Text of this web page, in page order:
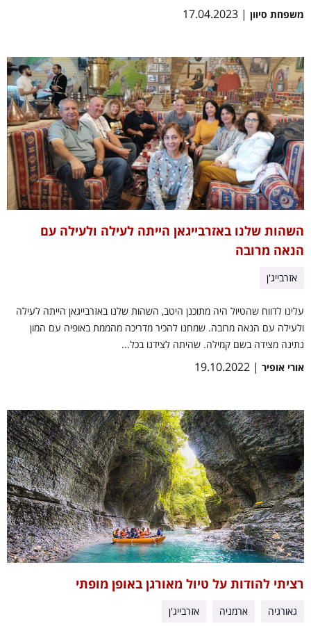
משפחת סיוון | 17.04.2023
השהות שלנו באזרבייגאן הייתה לעילה ולעילה עם
הנאה מרובה
אזרבייג'ן
עלינו לדווח שהטיול היה מתוכנן היטב, השהות שלנו באזרבייגאן הייתה לעילה
ולעילה עם הנאה מרובה. שמחנו להכיר מדריכה מהממת באופיה עם המון
נתינה מצידה בשם קמילה. שהיתה לצידנו בכל...
אורי אופיר | 19.10.2022
רציתי להודות על טיול מאורגן באופן מופתי
גאורגיה ארמניה אזרבייג'ן